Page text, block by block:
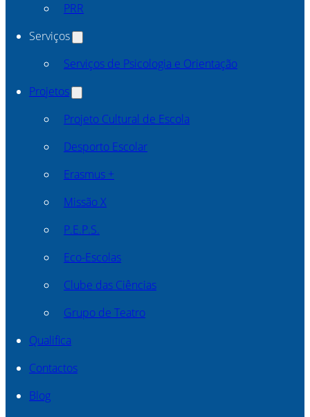
PRR
Serviços
Serviços de Psicologia e Orientação
Projetos
Projeto Cultural de Escola
Desporto Escolar
Erasmus +
Missão X
P.E.P.S.
Eco-Escolas
Clube das Ciências
Grupo de Teatro
Qualifica
Contactos
Blog